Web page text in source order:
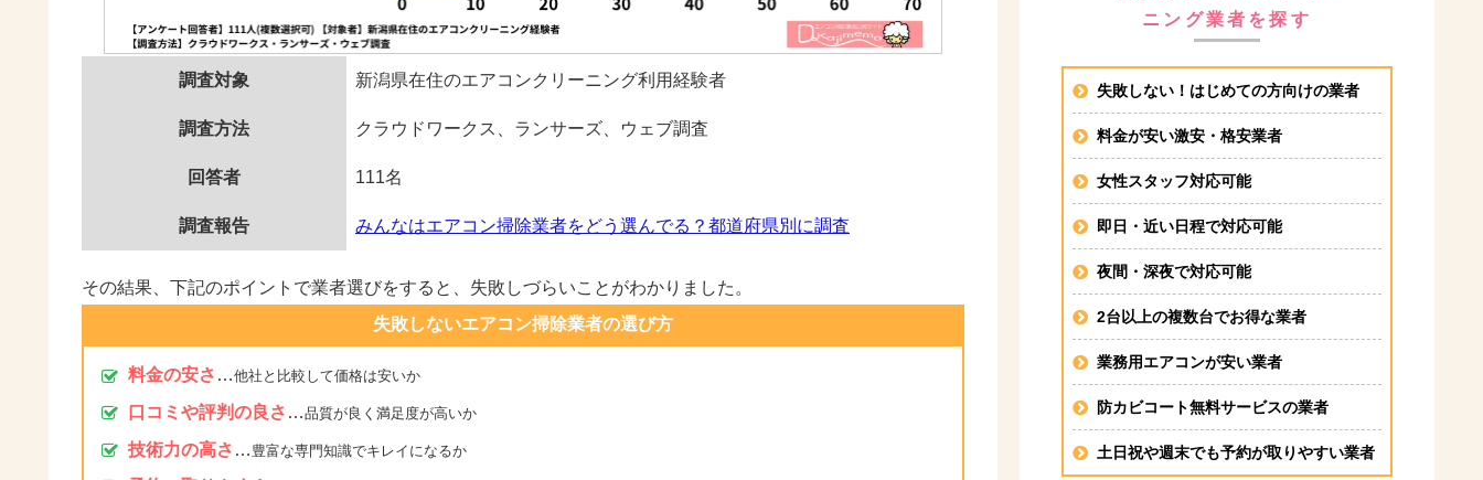
調査対象 新潟県在住のエアコンクリーニング利用経験者
調査方法 クラウドワークス、ランサーズ、ウェブ調査
回答者 111名
調査報告 みんなはエアコン掃除業者をどう選んでる？都道府県別に調査
その結果、下記のポイントで業者選びをすると、失敗しづらいことがわかりました。
失敗しないエアコン掃除業者の選び方
料金の安さ …他社と比較して価格は安いか
口コミや評判の良さ …品質が良く満足度が高いか
技術力の高さ … 豊富な専門知識でキレイになるか
ニング業者を探す
失敗しない！はじめての方向けの業者
料金が安い激安・格安業者
女性スタッフ対応可能
即日・近い日程で対応可能
夜間・深夜で対応可能
2台以上の複数台でお得な業者
業務用エアコンが安い業者
防カビコート無料サービスの業者
土日祝や週末でも予約が取りやすい業者